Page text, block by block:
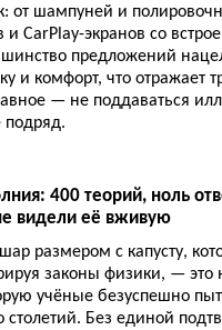
от шампуней и
и CarPlay-экранов со
предложений
и комфорт, что отражает
— не поддаваться
подряд.
400 теорий, ноль
видели её вживую
размером с капусту,
законы физики, — это
учёные безуспешно
столетий. Без единой